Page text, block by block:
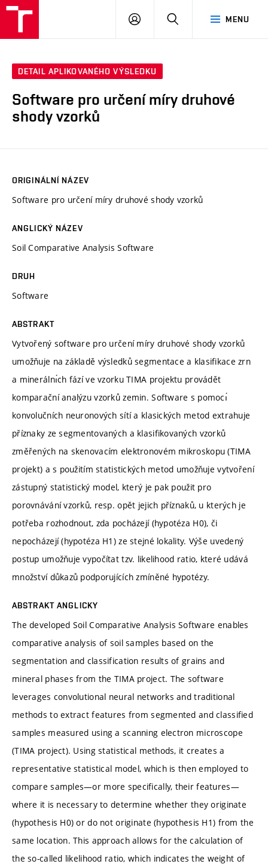
MENU
PŘIHLÁSIT
DETAIL APLIKOVANÉHO VÝSLEDKU
Software pro určení míry druhové
shody vzorků
ORIGINÁLNÍ NÁZEV
Software pro určení míry druhové shody vzorků
ANGLICKÝ NÁZEV
Soil Comparative Analysis Software
DRUH
Software
ABSTRAKT
Vytvořený software pro určení míry druhové shody vzorků
umožňuje na základě výsledků segmentace a klasifikace zrn
a minerálnı́ch fází ve vzorku TIMA projektu provádět
komparační analýzu vzorků zemin. Software s pomocı́
konvolučních neuronových sítí a klasických metod extrahuje
příznaky ze segmentovaných a klasifikovaných vzorků
změřených na skenovacím elektronovém mikroskopu (TIMA
projekt) a s použitím statistických metod umožňuje vytvoření
zástupný statistický model, který je pak použit pro
porovnávání vzorků, resp. opět jejich příznaků, u kterých je
potřeba rozhodnout, zda pocházejí (hypotéza H0), či
nepocházejí (hypotéza H1) ze stejné lokality. Výše uvedený
postup umožňuje vypočítat tzv. likelihood ratio, které udává
množství důkazů podporujících zmíněné hypotézy.
ABSTRAKT ANGLICKY
The developed Soil Comparative Analysis Software enables
comparative analysis of soil samples based on the
segmentation and classification results of grains and
mineral phases from the TIMA project. The software
leverages convolutional neural networks and traditional
methods to extract features from segmented and classified
samples measured using a scanning electron microscope
(TIMA project). Using statistical methods, it creates a
representative statistical model, which is then employed to
compare samples—or more specifically, their features—
where it is necessary to determine whether they originate
(hypothesis H0) or do not originate (hypothesis H1) from the
same location. This approach allows for the calculation of
the so-called likelihood ratio, which indicates the weight of